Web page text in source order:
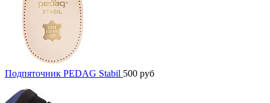
Подпяточник PEDAG Stabil 500 руб